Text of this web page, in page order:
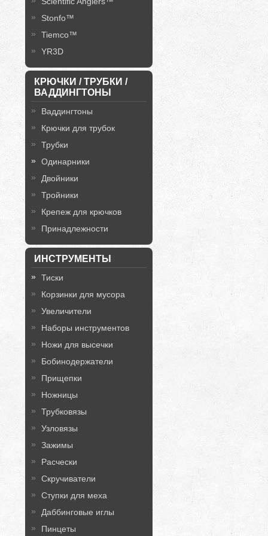
Stonfo™
Tiemco™
YR3D
КРЮЧКИ / ТРУБКИ /
ВАДДИНГТОНЫ
Ваддингтоны
Крючки для трубок
Трубки
Одинарники
Двойники
Тройники
Крепеж для крючков
Принадлежности
ИНСТРУМЕНТЫ
Тиски
Корзинки для мусора
Увеличители
Наборы инструментов
Ножи для высечки
Бобинодержатели
Прищепки
Ножницы
Трубковязы
Узловязы
Зажимы
Расчески
Скручиватели
Ступки для меха
Даббинговые иглы
Пинцеты